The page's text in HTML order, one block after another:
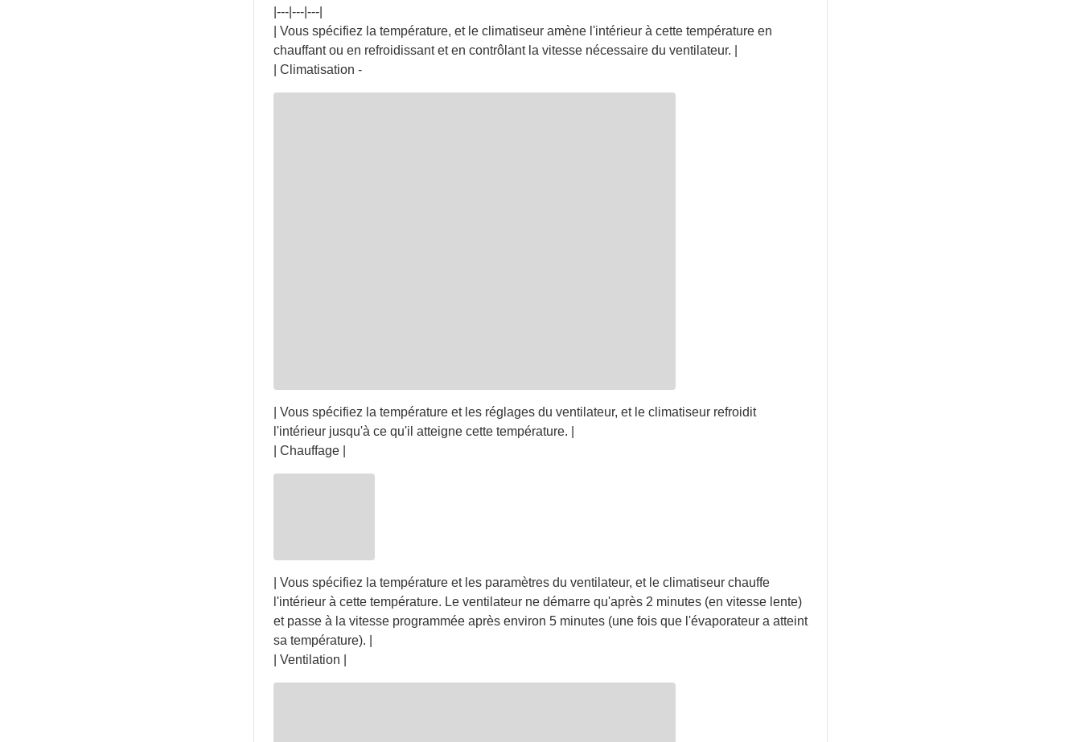
|---|---|---|
| Vous spécifiez la température, et le climatiseur amène l'intérieur à cette température en
chauffant ou en refroidissant et en contrôlant la vitesse nécessaire du ventilateur. |
| Climatisation -
| Vous spécifiez la température et les réglages du ventilateur, et le climatiseur refroidit
l'intérieur jusqu'à ce qu'il atteigne cette température. |
| Chauffage |
| Vous spécifiez la température et les paramètres du ventilateur, et le climatiseur chauffe
l'intérieur à cette température. Le ventilateur ne démarre qu'après 2 minutes (en vitesse lente)
et passe à la vitesse programmée après environ 5 minutes (une fois que l'évaporateur a atteint
sa température). |
| Ventilation |